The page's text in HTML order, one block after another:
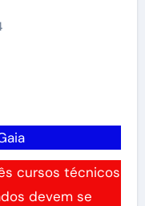
cursos técnicos
devem se